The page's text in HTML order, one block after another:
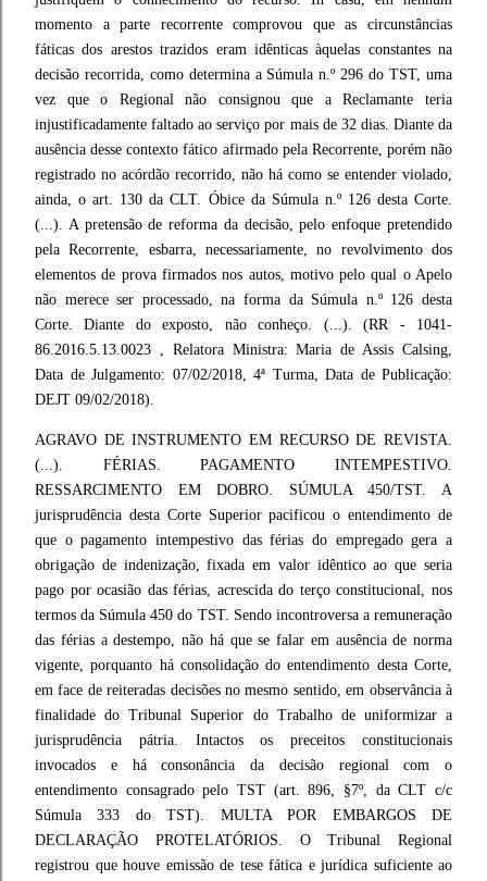
momento a parte recorrente comprovou que as circunstâncias
fáticas dos arestos trazidos eram idênticas àquelas constantes na
decisão recorrida, como determina a Súmula n.º 296 do TST, uma
vez que o Regional não consignou que a Reclamante teria
injustificadamente faltado ao serviço por mais de 32 dias. Diante da
ausência desse contexto fático afirmado pela Recorrente, porém não
registrado no acórdão recorrido, não há como se entender violado,
ainda, o art. 130 da CLT. Óbice da Súmula n.º 126 desta Corte.
(...). A pretensão de reforma da decisão, pelo enfoque pretendido
pela Recorrente, esbarra, necessariamente, no revolvimento dos
elementos de prova firmados nos autos, motivo pelo qual o Apelo
não merece ser processado, na forma da Súmula n.º 126 desta
Corte. Diante do exposto, não conheço. (...). (RR - 1041-
86.2016.5.13.0023 , Relatora Ministra: Maria de Assis Calsing,
Data de Julgamento: 07/02/2018, 4ª Turma, Data de Publicação:
DEJT 09/02/2018).
AGRAVO DE INSTRUMENTO EM RECURSO DE REVISTA.
(...). FÉRIAS. PAGAMENTO INTEMPESTIVO.
RESSARCIMENTO EM DOBRO. SÚMULA 450/TST. A
jurisprudência desta Corte Superior pacificou o entendimento de
que o pagamento intempestivo das férias do empregado gera a
obrigação de indenização, fixada em valor idêntico ao que seria
pago por ocasião das férias, acrescida do terço constitucional, nos
termos da Súmula 450 do TST. Sendo incontroversa a remuneração
das férias a destempo, não há que se falar em ausência de norma
vigente, porquanto há consolidação do entendimento desta Corte,
em face de reiteradas decisões no mesmo sentido, em observância à
finalidade do Tribunal Superior do Trabalho de uniformizar a
jurisprudência pátria. Intactos os preceitos constitucionais
invocados e há consonância da decisão regional com o
entendimento consagrado pelo TST (art. 896, §7º, da CLT c/c
Súmula 333 do TST). MULTA POR EMBARGOS DE
DECLARAÇÃO PROTELATÓRIOS. O Tribunal Regional
registrou que houve emissão de tese fática e jurídica suficiente ao